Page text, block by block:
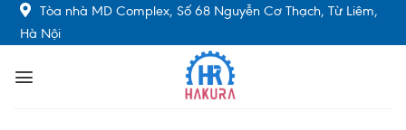
Skip
Tòa nhà MD Complex, Số 68 Nguyễn Cơ Thạch, Từ Liêm,
Hà Nội